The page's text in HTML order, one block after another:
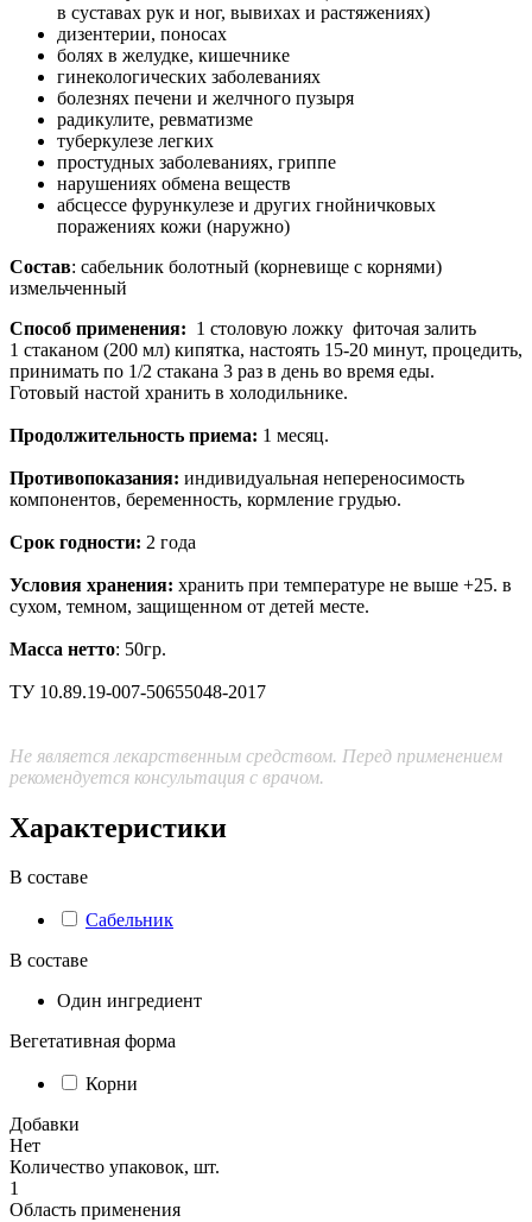
в суставах рук и ног, вывихах и растяжениях)
дизентерии, поносах
болях в желудке, кишечнике
гинекологических заболеваниях
болезнях печени и желчного пузыря
радикулите, ревматизме
туберкулезе легких
простудных заболеваниях, гриппе
нарушениях обмена веществ
абсцессе фурункулезе и других гнойничковых
поражениях кожи (наружно)
Состав: сабельник болотный (корневище с корнями)
измельченный
Способ применения: 1 столовую ложку фиточая залить
1 стаканом (200 мл) кипятка, настоять 15-20 минут, процедить,
принимать по 1/2 стакана 3 раз в день во время еды.
Готовый настой хранить в холодильнике.
Продолжительность приема: 1 месяц.
Противопоказания: индивидуальная непереносимость
компонентов, беременность, кормление грудью.
Срок годности: 2 года
Условия хранения: хранить при температуре не выше +25. в
сухом, темном, защищенном от детей месте.
Масса нетто: 50гр.
ТУ 10.89.19-007-50655048-2017
Не является лекарственным средством. Перед применением
рекомендуется консультация с врачом.
Характеристики
В составе
Сабельник
В составе
Один ингредиент
Вегетативная форма
Корни
Добавки
Нет
Количество упаковок, шт.
1
Область применения